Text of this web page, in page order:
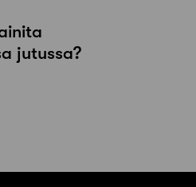
jutussa?